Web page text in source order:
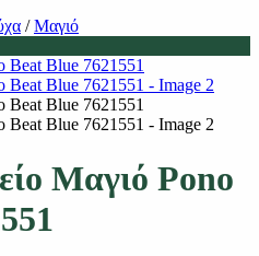
/ Μαγιό
Μαγιό Pono